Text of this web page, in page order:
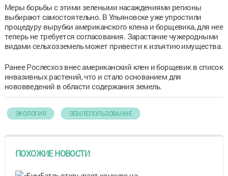
Меры борьбы с этими зелеными насаждениями регионы
выбирают самостоятельно. В Ульяновске уже упростили
процедуру вырубки американского клена и борщевика, для нее
теперь не требуется согласования. Зарастание чужеродными
видами сельхозземель может привести к изъятию имущества.
Ранее Рослесхоз внес американский клен и борщевик в список
инвазивных растений, что и стало основанием для
нововведений в области содержания земель.
ЭКОЛОГИЯ ЗЕМЛЕПОЛЬЗОВАНИЕ
ПОХОЖИЕ НОВОСТИ